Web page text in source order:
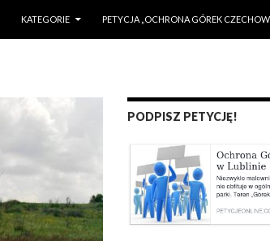
KATEGORIE PETYCJA „OCHRONA GÓREK
PODPISZ PETYCJĘ!